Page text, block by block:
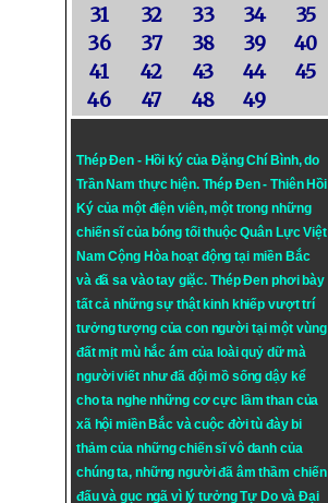
31
32 33 34
35
36
37 38 39
40
41
42 43 44
45
46
47 48 49
Thép Đen - Hồi ký của Đặng Chí Bình, do
Trần Nam thực hiện. Thép Đen- Thiên Hồi
Ký của một điện viên, một trong những
chiến sĩ của bóng tối thuộc Quân Lực Việt
Nam Cộng Hòa hoạt động tại miền Bắc
và đã sa vào tay giặc. Thép Đen phơi bày
tất cả những sự thật kinh khiếp vượt trí
tưởng tượng của con người tại một vùng
đất mịt mù hắc ám của loài quỷ dữ mà
người viết như đã đội mồ sống dậy kể
cho ta nghe những cơ cực lầm than của
xã hội miền Bắc và cuộc đời tù đày bi
thảm của những chiến sĩ vô danh của
chúng ta, những người đã âm thầm chiến
đấu và gục ngã vì lý tưởngTự DovàĐại